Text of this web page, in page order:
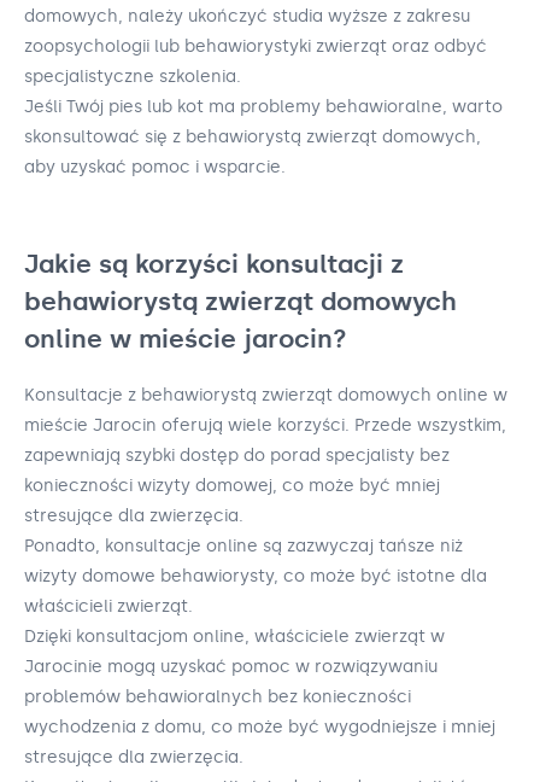
domowych, należy ukończyć studia wyższe z zakresu
zoopsychologii lub behawiorystyki zwierząt oraz odbyć
specjalistyczne szkolenia.
Jeśli Twój pies lub kot ma problemy behawioralne, warto
skonsultować się z behawiorystą zwierząt domowych,
aby uzyskać pomoc i wsparcie.
Jakie są korzyści konsultacji z
behawiorystą zwierząt domowych
online w mieście jarocin?
Konsultacje z behawiorystą zwierząt domowych online w
mieście Jarocin oferują wiele korzyści. Przede wszystkim,
zapewniają szybki dostęp do porad specjalisty bez
konieczności wizyty domowej, co może być mniej
stresujące dla zwierzęcia.
Ponadto, konsultacje online są zazwyczaj tańsze niż
wizyty domowe behawiorysty, co może być istotne dla
właścicieli zwierząt.
Dzięki konsultacjom online, właściciele zwierząt w
Jarocinie mogą uzyskać pomoc w rozwiązywaniu
problemów behawioralnych bez konieczności
wychodzenia z domu, co może być wygodniejsze i mniej
stresujące dla zwierzęcia.